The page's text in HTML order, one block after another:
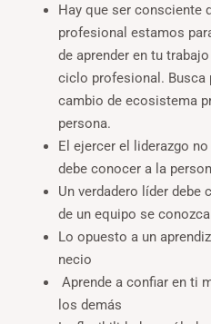
Hay que ser consciente
profesional estamos
de aprender en tu
ciclo profesional. Busca
cambio de ecosistema
persona.
El ejercer el liderazgo
debe conocer a la
Un verdadero líder debe
de un equipo se
Lo opuesto a un
necio
Aprende a confiar en ti
los demás